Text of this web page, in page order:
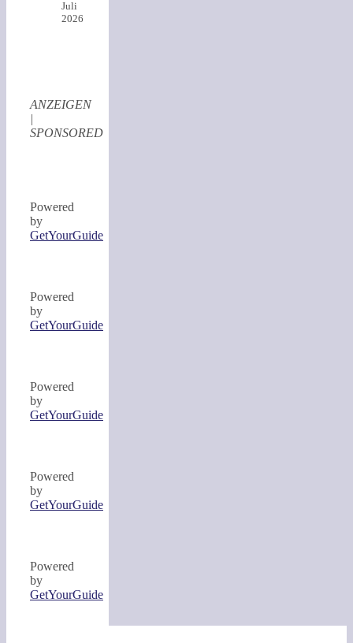
Juli
2026
ANZEIGEN
|
SPONSORED
Powered
by
GetYourGuide
Powered
by
GetYourGuide
Powered
by
GetYourGuide
Powered
by
GetYourGuide
Powered
by
GetYourGuide